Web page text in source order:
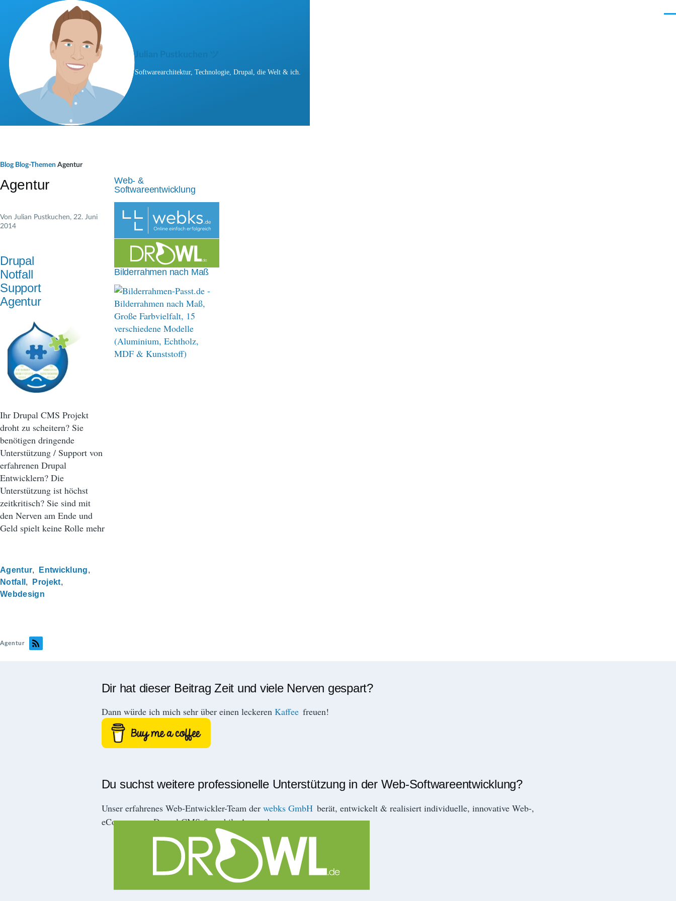
Direkt zum Inhalt
Julian Pustkuchen ツ
Softwarearchitektur, Technologie, Drupal, die Welt & ich.
M
a
d
n
v
i
g
Blog Blog-ThemenAgentur
Agentur
Von Julian Pustkuchen, 22. Juni
2014
Drupal
Notfall
Support
Agentur
Ihr Drupal CMS Projekt
droht zu scheitern? Sie
benötigen dringende
Unterstützung / Support von
erfahrenen Drupal
Entwicklern? Die
Unterstützung ist höchst
zeitkritisch? Sie sind mit
den Nerven am Ende und
Geld spielt keine Rolle mehr
Agentur
Entwicklung
Notfall
Projekt
Webdesign
Agentur
Web- &
Softwareentwicklung
Bilderrahmen nach Maß
Dir hat dieser Beitrag Zeit und viele Nerven gespart?
Dann würde ich mich sehr über einen leckeren Kaffee freuen!
Du suchst weitere professionelle Unterstützung in der Web-Softwareentwicklung?
Unser erfahrenes Web-Entwickler-Team der webks GmbH berät, entwickelt & realisiert individuelle, innovative Web-,
eCommerce-, Drupal CMS & mobile Anwendungen.